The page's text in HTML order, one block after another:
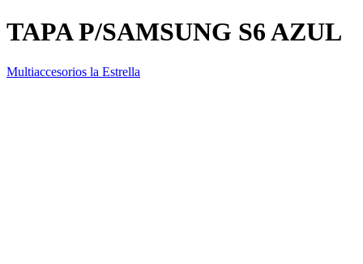
TAPA P/SAMSUNG S6 AZUL
Multiaccesorios la Estrella